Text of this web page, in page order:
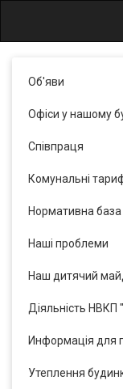
Об'яви
Офіси у нашому
Співпраця
Комунальні
Нормативна база
Наші проблеми
Наш дитячий
Діяльність НВКП
Информація для
Утеплення